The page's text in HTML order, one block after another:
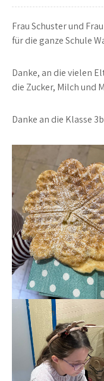
Frau Schuster und
für die ganze Schule
Danke, an die vielen
die Zucker, Milch und
Danke an die Klasse